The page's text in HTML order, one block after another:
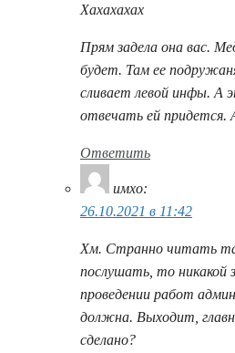
Хахахахах
Прям задела она вас.
будет. Там ее
сливает левой инфы. А
отвечать ей придется.
Ответить
имхо:
26.10.2021 в 11:42
Хм. Странно читать
послушать, то никакой
проведении работ
должна. Выходит,
сделано?